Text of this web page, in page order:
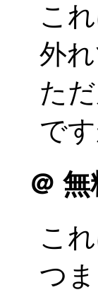
こ
外
た
で
＠ 無
こ
つ